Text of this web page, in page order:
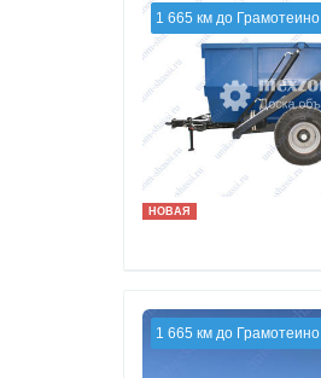
1 665 км до Грамотеино
НОВАЯ
1 665 км до Грамотеино